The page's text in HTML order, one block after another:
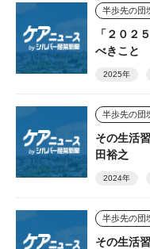
「２０２
べきこと
2025年
その生活
田裕之
2024年
その生活